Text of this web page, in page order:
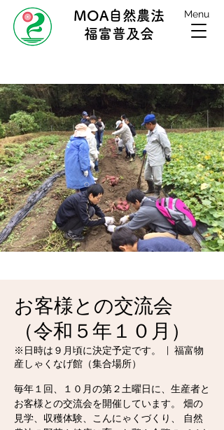
MOA自然農法
福富普及会
Menu
お客様との交流会
（令和５年１０月）
※日時は９月頃に決定予定です。
  |
福富物
産しゃくなげ館（集合場所）
毎年１回、１０月の第２土曜日に、生産者と
お客様との交流会を開催しています。 畑の
見学、収穫体験、こんにゃくづくり、 自然